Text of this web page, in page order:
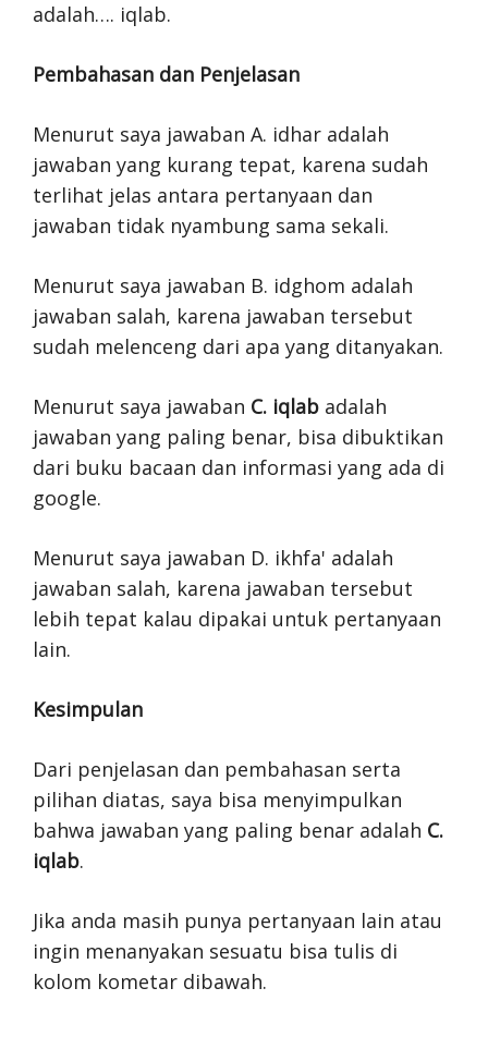
adalah…. iqlab.
Pembahasan dan Penjelasan
Menurut saya jawaban A. idhar adalah
jawaban yang kurang tepat, karena sudah
terlihat jelas antara pertanyaan dan
jawaban tidak nyambung sama sekali.
Menurut saya jawaban B. idghom adalah
jawaban salah, karena jawaban tersebut
sudah melenceng dari apa yang ditanyakan.
Menurut saya jawaban C. iqlab adalah
jawaban yang paling benar, bisa dibuktikan
dari buku bacaan dan informasi yang ada di
google.
Menurut saya jawaban D. ikhfa' adalah
jawaban salah, karena jawaban tersebut
lebih tepat kalau dipakai untuk pertanyaan
lain.
Kesimpulan
Dari penjelasan dan pembahasan serta
pilihan diatas, saya bisa menyimpulkan
bahwa jawaban yang paling benar adalah C.
iqlab.
Jika anda masih punya pertanyaan lain atau
ingin menanyakan sesuatu bisa tulis di
kolom kometar dibawah.